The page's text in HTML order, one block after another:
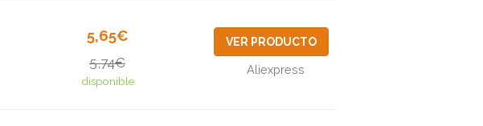
5,65€
5,74€
disponible
VER PRODUCTO
Aliexpress